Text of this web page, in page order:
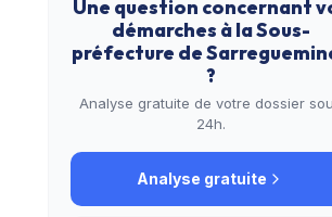
Une question concernant
démarches à laSous-
préfecture de
?
Analyse gratuite de votre dossier
24h.
Analyse gratuite